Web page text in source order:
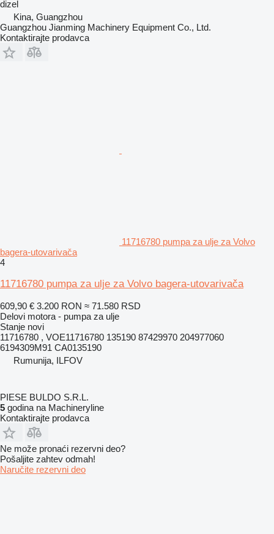
dizel
Kina, Guangzhou
Guangzhou Jianming Machinery Equipment Co., Ltd.
Kontaktirajte prodavca
11716780 pumpa za ulje za Volvo
bagerа-utovarivačа
4
11716780 pumpa za ulje za Volvo bagera-utovarivača
609,90 € 3.200 RON ≈ 71.580 RSD
Delovi motora - pumpa za ulje
Stanje novi
11716780 , VOE11716780 135190 87429970 204977060
6194309M91 CA0135190
Rumunija, ILFOV
PIESE BULDO S.R.L.
5 godina na Machineryline
Kontaktirajte prodavca
Ne može pronaći rezervni dеo?
Pošaljite zahtev odmah!
Naručite rezervni dеo